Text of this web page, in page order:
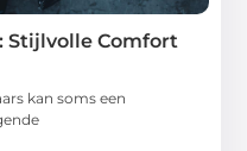
Stijlvolle Comfort
kan soms een